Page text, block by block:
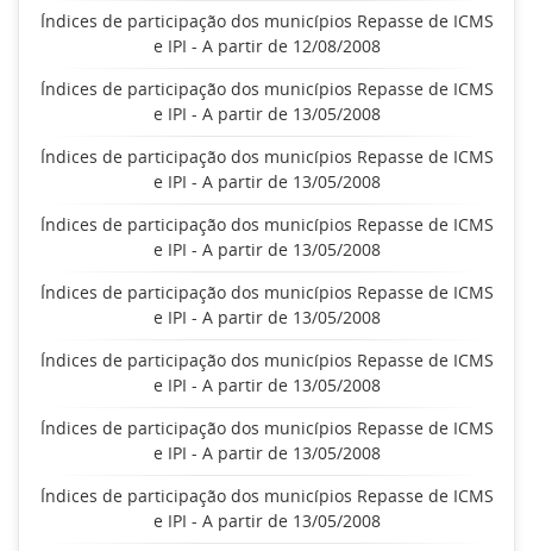
Índices de participação dos municípios Repasse de ICMS
e IPI - A partir de 12/08/2008
Índices de participação dos municípios Repasse de ICMS
e IPI - A partir de 13/05/2008
Índices de participação dos municípios Repasse de ICMS
e IPI - A partir de 13/05/2008
Índices de participação dos municípios Repasse de ICMS
e IPI - A partir de 13/05/2008
Índices de participação dos municípios Repasse de ICMS
e IPI - A partir de 13/05/2008
Índices de participação dos municípios Repasse de ICMS
e IPI - A partir de 13/05/2008
Índices de participação dos municípios Repasse de ICMS
e IPI - A partir de 13/05/2008
Índices de participação dos municípios Repasse de ICMS
e IPI - A partir de 13/05/2008